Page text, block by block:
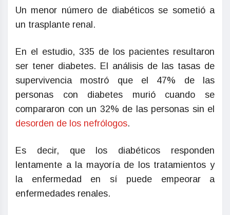
Un menor número de diabéticos se sometió a
un trasplante renal.
En el estudio, 335 de los pacientes resultaron
ser tener diabetes. El análisis de las tasas de
supervivencia mostró que el 47% de las
personas con diabetes murió cuando se
compararon con un 32% de las personas sin el
desorden de los nefrólogos.
Es decir, que los diabéticos responden
lentamente a la mayoría de los tratamientos y
la enfermedad en sí puede empeorar a
enfermedades renales.